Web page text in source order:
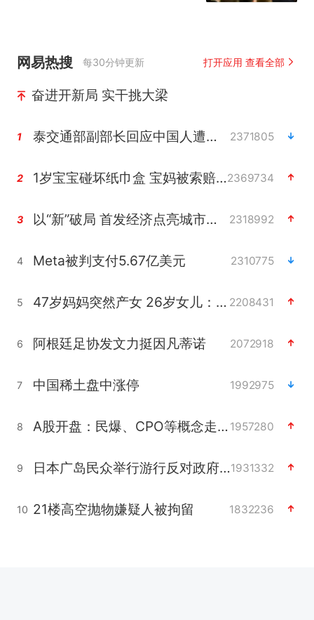
网易热搜 每30分钟更新 打开应用 查看全部
奋进开新局 实干挑大梁
1 泰交通部副部长回应中国人遭歧视手势 2371805
2 1岁宝宝碰坏纸巾盒 宝妈被索赔924元2369734
3 以“新”破局 首发经济点亮城市消费活力 2318992
4 Meta被判支付5.67亿美元 2310775
5 47岁妈妈突然产女 26岁女儿：很震惊 2208431
6 阿根廷足协发文力挺因凡蒂诺 2072918
7 中国稀土盘中涨停 1992975
8 A股开盘：民爆、CPO等概念走强 1957280
9 日本广岛民众举行游行反对政府行径1931332
10 21楼高空抛物嫌疑人被拘留 1832236